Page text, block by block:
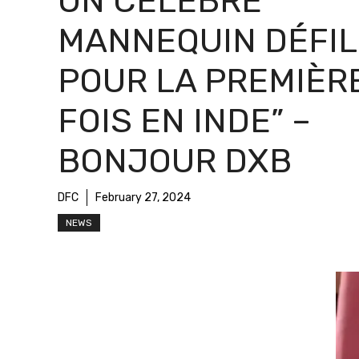
MANNEQUIN
POUR LA
FOIS EN INDE” –
BONJOUR DXB
DFC February 27, 2024
NEWS